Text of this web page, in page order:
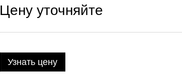
Цену уточняйте
Узнать цену